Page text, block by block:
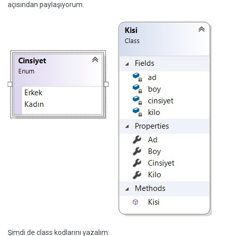
açısından paylaşıyorum.
Şimdi de class kodlarını yazalım: